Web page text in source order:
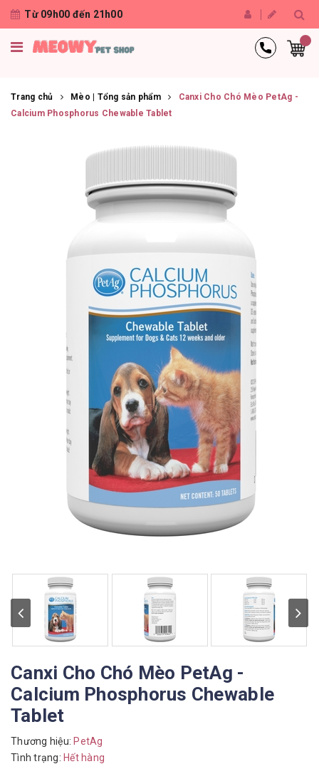
Từ 09h00 đến 21h00
Trang chủ Mèo | Tổng sản phẩm
Canxi Cho Chó Mèo PetAg -
Calcium Phosphorus Chewable Tablet
Canxi Cho Chó Mèo PetAg -
Calcium Phosphorus Chewable
Tablet
Thương hiệu: PetAg
Tình trạng: Hết hàng